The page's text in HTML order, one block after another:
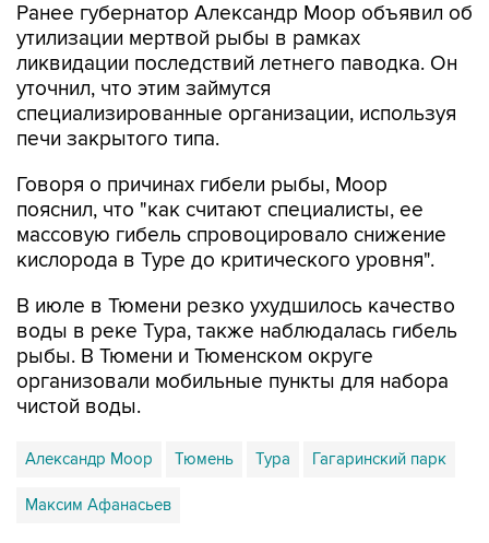
Ранее губернатор Александр Моор объявил об
утилизации мертвой рыбы в рамках
ликвидации последствий летнего паводка. Он
уточнил, что этим займутся
специализированные организации, используя
печи закрытого типа.
Говоря о причинах гибели рыбы, Моор
пояснил, что "как считают специалисты, ее
массовую гибель спровоцировало снижение
кислорода в Туре до критического уровня".
В июле в Тюмени резко ухудшилось качество
воды в реке Тура, также наблюдалась гибель
рыбы. В Тюмени и Тюменском округе
организовали мобильные пункты для набора
чистой воды.
Александр Моор Тюмень Тура Гагаринский парк
Максим Афанасьев